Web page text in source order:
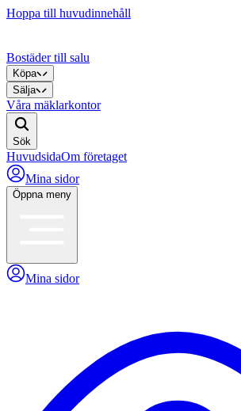
Hoppa till huvudinnehåll
Bostäder till salu
Köpa
Sälja
Våra mäklarkontor
Sök
HuvudsidaOm företaget
Mina sidor
Öppna meny
Mina sidor